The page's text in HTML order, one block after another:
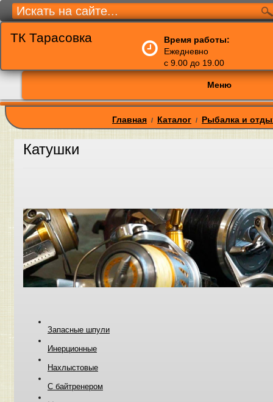
ТК Тарасовка
Время работы:
Ежедневно
с 9.00 до 19.00
Меню
Главная / Каталог / Рыбалка и
Катушки
Запасные шпули
Инерционные
Нахлыстовые
С байтренером